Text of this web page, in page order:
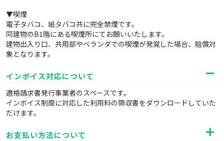
▼喫煙
電子タバコ、紙タバコ共に完全禁煙です。
同建物のB1階にある喫煙所にてお願いいたします。
建物出入り口、共用部やベランダでの喫煙が発覚した場合、賠償対
象となります。
インボイス対応について
適格請求書発行事業者のスペースです。
インボイス制度に対応した利用料の領収書をダウンロードしていた
だけます。
お支払い方法について